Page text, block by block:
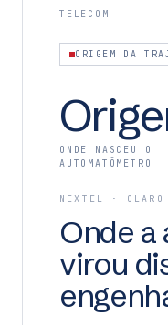
TELECOM
ORIGEM DA
ONDE NASCEU O
AUTOMATÔMETRO
NEXTEL · CLARO
Onde a
virou